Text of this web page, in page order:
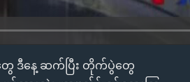
တွေ ဒီနေ့ ဆက်ပြီး တိုက်ပွဲတွေ